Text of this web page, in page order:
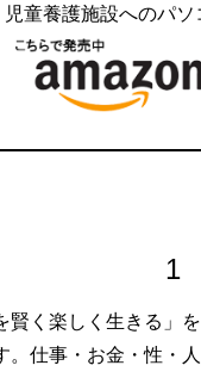
児童養護施設へのパソ
1
賢く楽しく生きる」
。仕事・お金・性・